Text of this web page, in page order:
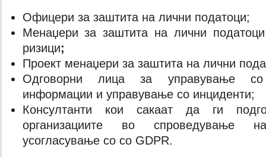
Офицери за заштита на лични податоци;
Менаџери за заштита на лични
ризици;
Проект менаџери за заштита на лични
Одговорни лица за управување
информации и управување со инциденти;
Консултанти кои сакаат да ги
организациите во спроведување
усогласување со со GDPR.